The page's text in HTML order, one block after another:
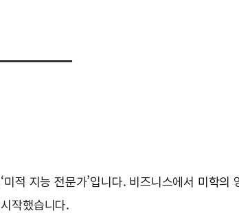
미적 지능 전문가’입니다. 비즈니스에서 미학
작했습니다.